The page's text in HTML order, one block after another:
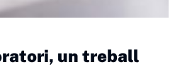
un treball